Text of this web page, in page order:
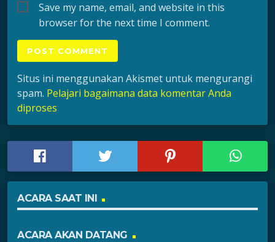
Save my name, email, and website in this
browser for the next time I comment.
Situs ini menggunakan Akismet untuk mengurangi
spam. Pelajari bagaimana data komentar Anda
diproses
ACARA SAAT INI
ACARA AKAN DATANG